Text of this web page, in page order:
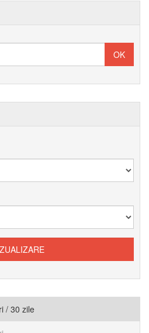
/ 30 zile